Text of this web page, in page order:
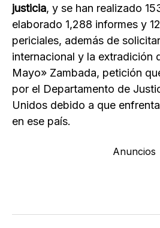
justicia, y se han realizado
elaborado 1,288 informes y
periciales, además de
internacional y la extradición
Mayo» Zambada, petición
por el Departamento de
Unidos debido a que
en ese país.
Anuncios